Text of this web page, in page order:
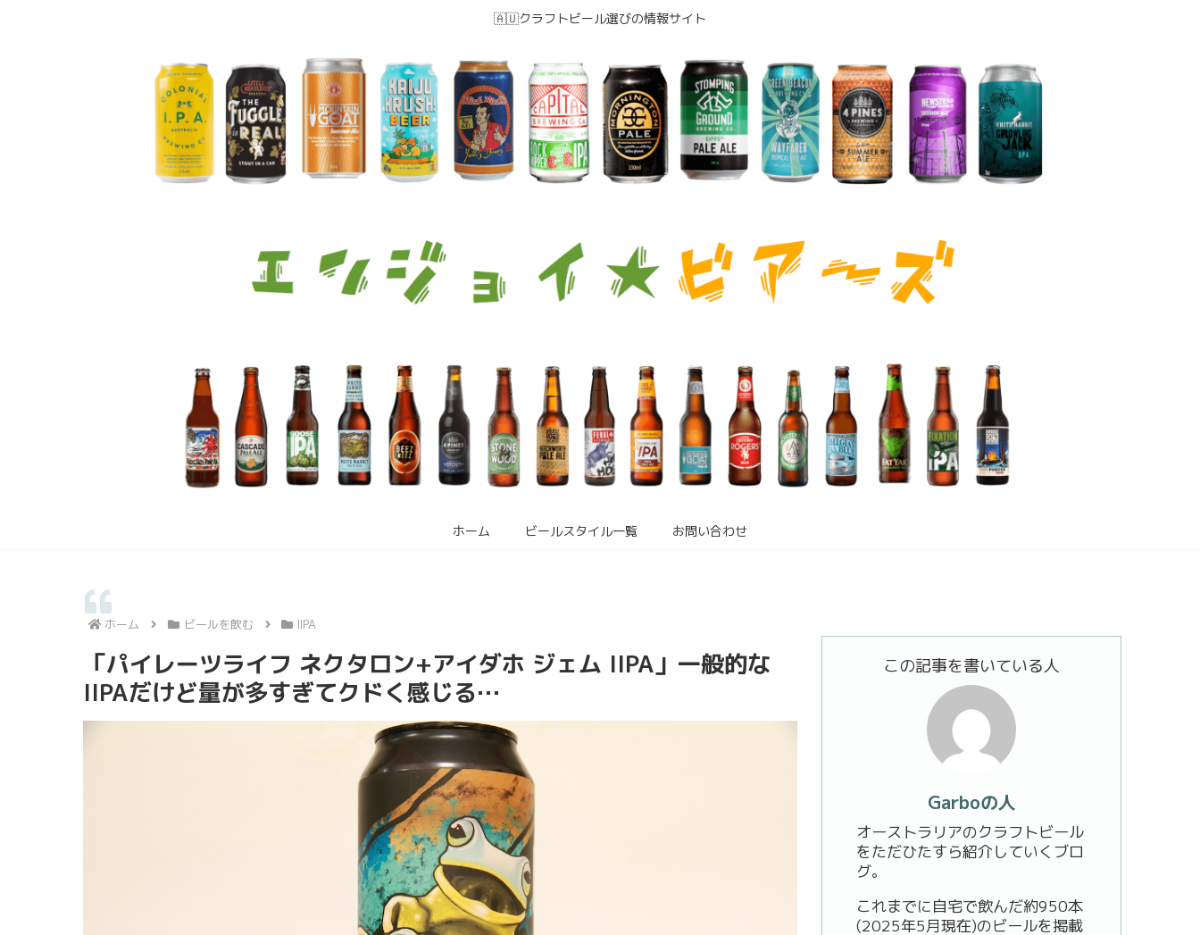
🇦🇺クラフトビール選びの情報サイト
ホーム ビールスタイル一覧 お問い合わせ
ホーム ビールを飲む IIPA
「パイレーツライフ ネクタロン+アイダホ ジェム IIPA」一般的な
IIPAだけど量が多すぎてクドく感じる…
この記事を書いている人
Garboの人
オーストラリアのクラフトビール
をただひたすら紹介していくブロ
グ。
これまでに自宅で飲んだ約950本
(2025年5月現在)のビールを掲載